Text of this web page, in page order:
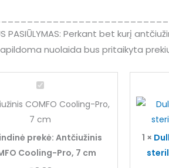
PASIŪLYMAS: Perkant bet kurį
nuolaida bus pritaikyta
Antčiužinis
COMFO
Cooling-
Pro,
7
cm
prekė:Antčiužinis
Cooling-Pro, 7 cm
1 ×